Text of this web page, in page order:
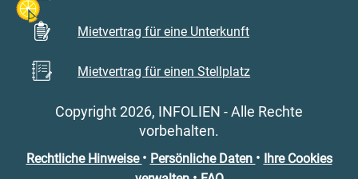
Mietvertrag für eine Unterkunft
Mietvertrag für einen Stellplatz
Copyright 2026, INFOLIEN - Alle Rechte
vorbehalten.
Rechtliche Hinweise• Persönliche Daten • Ihre Cookies